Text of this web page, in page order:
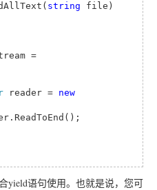
string file)
reader =
yield语句使用。也就是说，您可